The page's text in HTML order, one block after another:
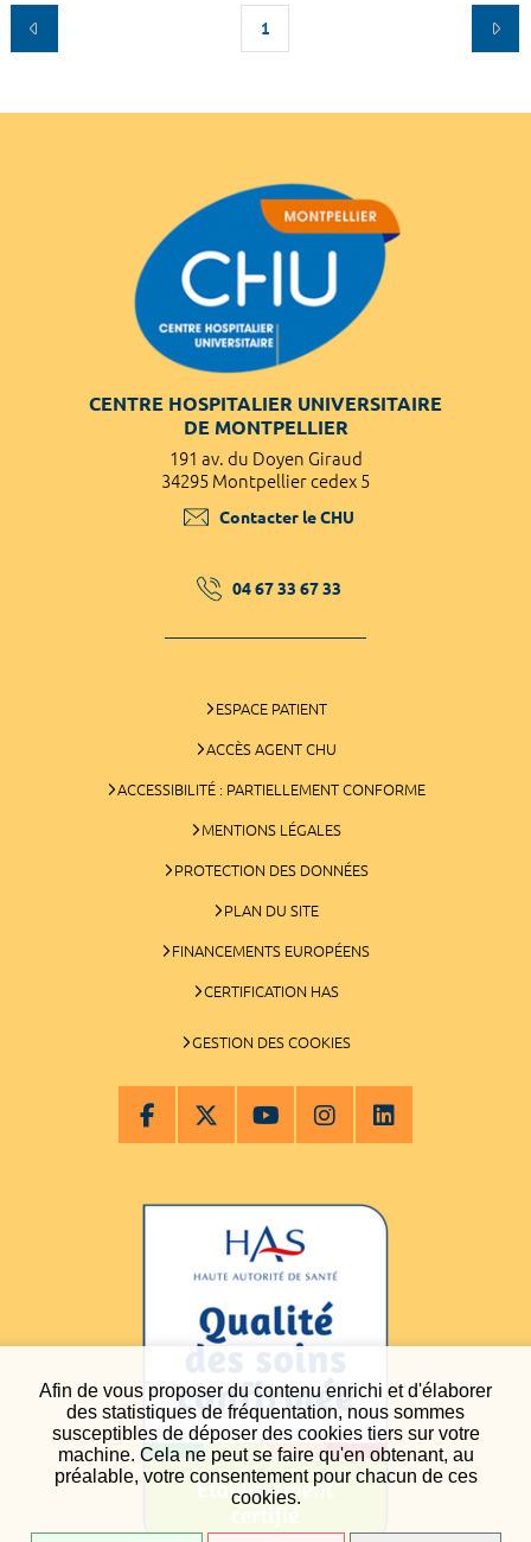
Afin de vous proposer du contenu enrichi et d'élaborer
des statistiques de fréquentation, nous sommes
susceptibles de déposer des cookies tiers sur votre
machine. Cela ne peut se faire qu'en obtenant, au
préalable, votre consentement pour chacun de ces
cookies.
1
CENTRE HOSPITALIER UNIVERSITAIRE
DE MONTPELLIER
191 av. du Doyen Giraud
34295 Montpellier cedex 5
Contacter le CHU
04 67 33 67 33
ESPACE PATIENT
ACCÈS AGENT CHU
ACCESSIBILITÉ : PARTIELLEMENT CONFORME
MENTIONS LÉGALES
PROTECTION DES DONNÉES
PLAN DU SITE
FINANCEMENTS EUROPÉENS
CERTIFICATION HAS
GESTION DES COOKIES